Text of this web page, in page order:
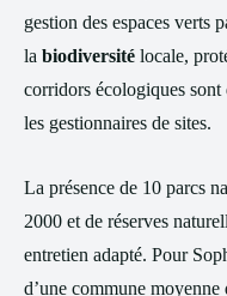
gestion des espaces verts
la biodiversité locale,
corridors écologiques
les gestionnaires de sites.
La présence de 10 parcs
2000 et de réserves
entretien adapté. Pour
d’une commune